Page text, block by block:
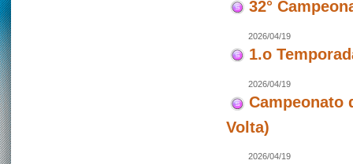
32°
2026/04/19
1.o
2026/04/19
Campeonato
Volta)
2026/04/19